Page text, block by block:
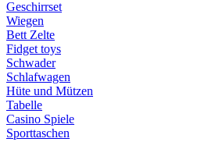
Geschirrset
Wiegen
Bett Zelte
Fidget toys
Schwader
Schlafwagen
Hüte und Mützen
Tabelle
Casino Spiele
Sporttaschen